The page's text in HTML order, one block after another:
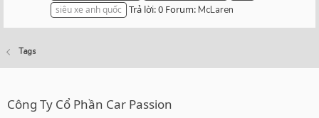
siêu xe anh quốc
Trả lời: 0 Forum:McLaren
Tags
Công Ty Cổ Phần Car Passion